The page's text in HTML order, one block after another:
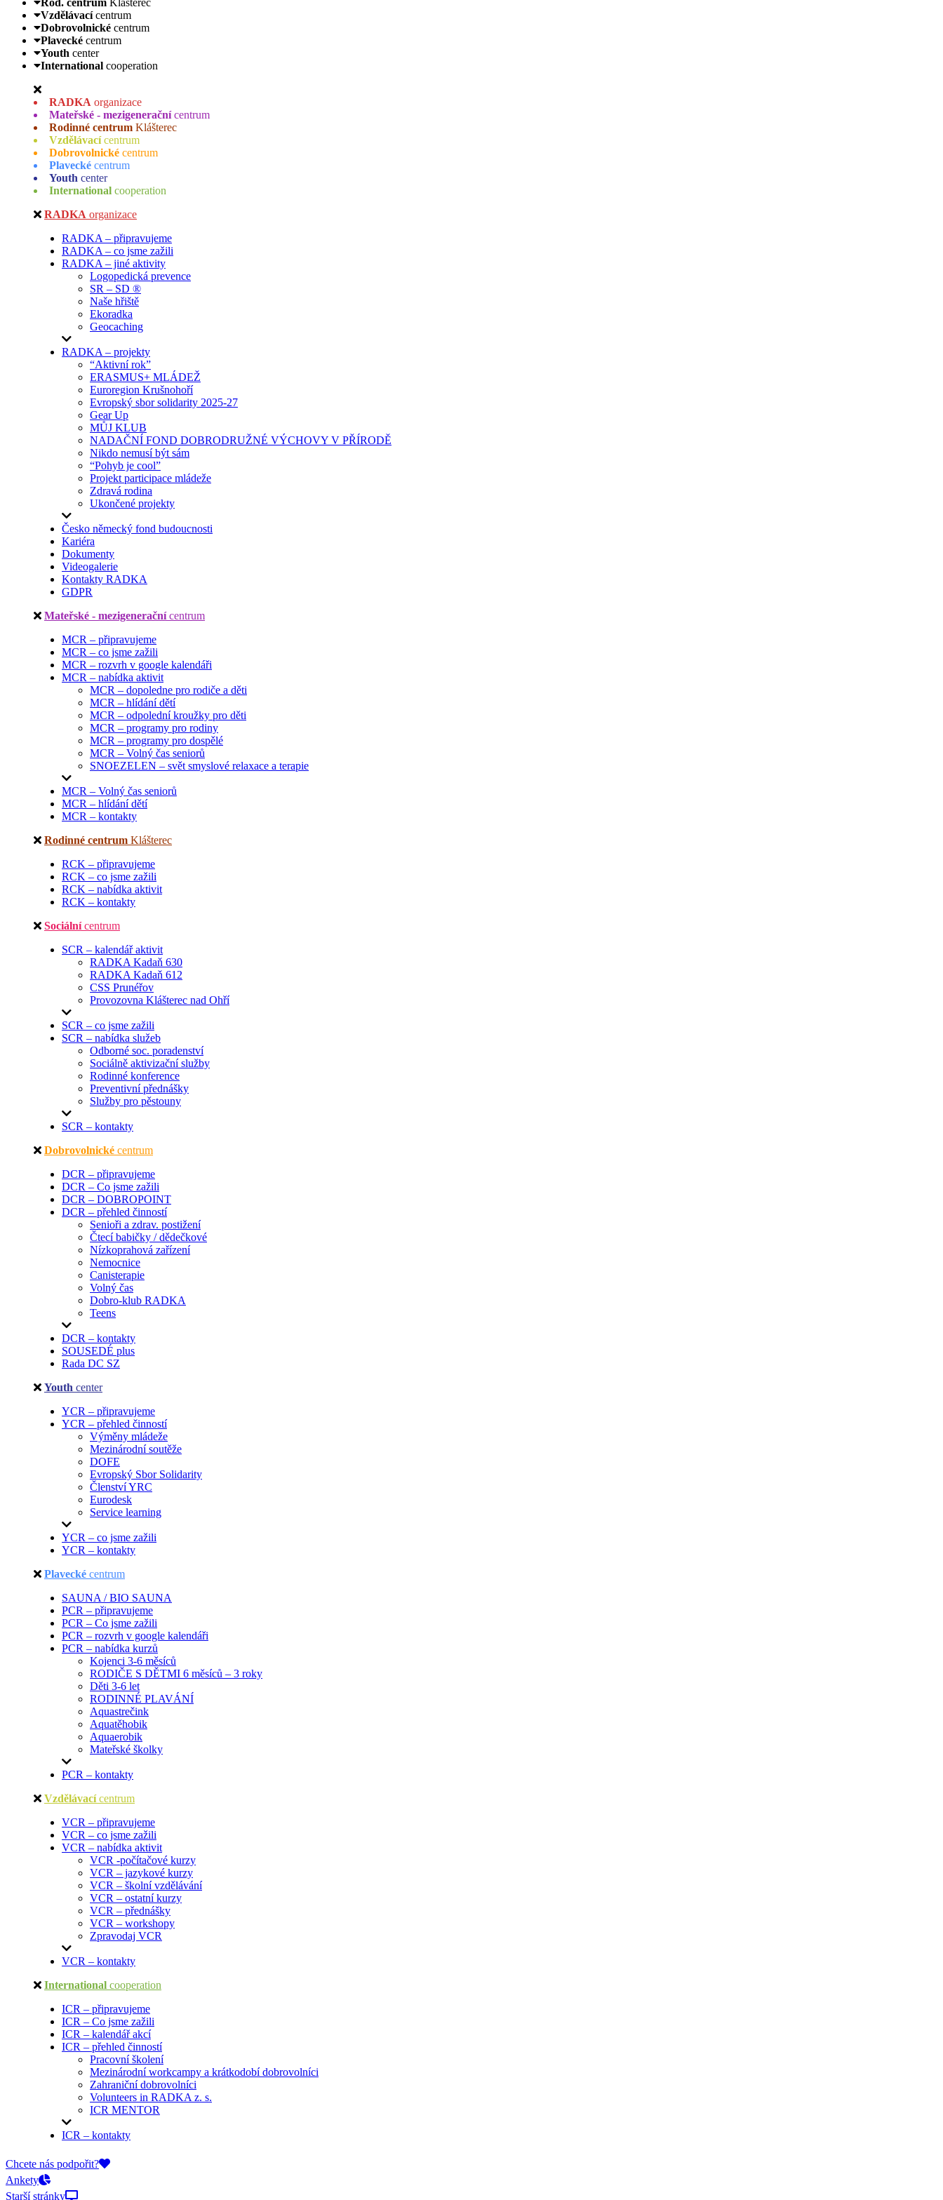
Vzdělávací centrum
Dobrovolnické centrum
Plavecké centrum
Youth center
International cooperation
RADKA organizace
Mateřské - mezigenerační centrum
Rodinné centrum Klášterec
Vzdělávací centrum
Dobrovolnické centrum
Plavecké centrum
Youth center
International cooperation
RADKA organizace
RADKA – připravujeme
RADKA – co jsme zažili
RADKA – jiné aktivity
Logopedická prevence
SR – SD ®
Naše hřiště
Ekoradka
Geocaching
RADKA – projekty
“Aktivní rok”
ERASMUS+ MLÁDEŽ
Euroregion Krušnohoří
Evropský sbor solidarity 2025-27
Gear Up
MŮJ KLUB
NADAČNÍ FOND DOBRODRUŽNÉ VÝCHOVY V PŘÍRODĚ
Nikdo nemusí být sám
“Pohyb je cool”
Projekt participace mládeže
Zdravá rodina
Ukončené projekty
Česko německý fond budoucnosti
Kariéra
Dokumenty
Videogalerie
Kontakty RADKA
GDPR
Mateřské - mezigenerační centrum
MCR – připravujeme
MCR – co jsme zažili
MCR – rozvrh v google kalendáři
MCR – nabídka aktivit
MCR – dopoledne pro rodiče a děti
MCR – hlídání dětí
MCR – odpolední kroužky pro děti
MCR – programy pro rodiny
MCR – programy pro dospělé
MCR – Volný čas seniorů
SNOEZELEN – svět smyslové relaxace a terapie
MCR – Volný čas seniorů
MCR – hlídání dětí
MCR – kontakty
Rodinné centrum Klášterec
RCK – připravujeme
RCK – co jsme zažili
RCK – nabídka aktivit
RCK – kontakty
Sociální centrum
SCR – kalendář aktivit
RADKA Kadaň 630
RADKA Kadaň 612
CSS Prunéřov
Provozovna Klášterec nad Ohří
SCR – co jsme zažili
SCR – nabídka služeb
Odborné soc. poradenství
Sociálně aktivizační služby
Rodinné konference
Preventivní přednášky
Služby pro pěstouny
SCR – kontakty
Dobrovolnické centrum
DCR – připravujeme
DCR – Co jsme zažili
DCR – DOBROPOINT
DCR – přehled činností
Senioři a zdrav. postižení
Čtecí babičky / dědečkové
Nízkoprahová zařízení
Nemocnice
Canisterapie
Volný čas
Dobro-klub RADKA
Teens
DCR – kontakty
SOUSEDÉ plus
Rada DC SZ
Youth center
YCR – připravujeme
YCR – přehled činností
Výměny mládeže
Mezinárodní soutěže
DOFE
Evropský Sbor Solidarity
Členství YRC
Eurodesk
Service learning
YCR – co jsme zažili
YCR – kontakty
Plavecké centrum
SAUNA / BIO SAUNA
PCR – připravujeme
PCR – Co jsme zažili
PCR – rozvrh v google kalendáři
PCR – nabídka kurzů
Kojenci 3-6 měsíců
RODIČE S DĚTMI 6 měsíců – 3 roky
Děti 3-6 let
RODINNÉ PLAVÁNÍ
Aquastrečink
Aquatěhobik
Aquaerobik
Mateřské školky
PCR – kontakty
Vzdělávací centrum
VCR – připravujeme
VCR – co jsme zažili
VCR – nabídka aktivit
VCR -počítačové kurzy
VCR – jazykové kurzy
VCR – školní vzdělávání
VCR – ostatní kurzy
VCR – přednášky
VCR – workshopy
Zpravodaj VCR
VCR – kontakty
International cooperation
ICR – připravujeme
ICR – Co jsme zažili
ICR – kalendář akcí
ICR – přehled činností
Pracovní školení
Mezinárodní workcampy a krátkodobí dobrovolníci
Zahraniční dobrovolníci
Volunteers in RADKA z. s.
ICR MENTOR
ICR – kontakty
On-line přihlášky
Chcete nás podpořit?
Ankety
Starší stránky